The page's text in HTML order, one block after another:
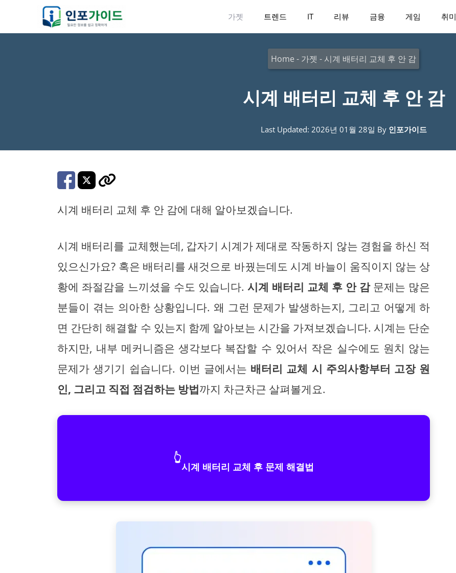
가젯 트렌드 IT 리뷰 금융 게임 취미
Home - 가젯 - 시계 배터리 교체 후 안 감
시계 배터리 교체 후 안 감
Last Updated: 2026년 01월 28일 By 인포가이드
시계 배터리 교체 후 안 감에 대해 알아보겠습니다.
시계 배터리를 교체했는데, 갑자기 시계가 제대로 작동하지 않는 경험을 하신 적
있으신가요? 혹은 배터리를 새것으로 바꿨는데도 시계 바늘이 움직이지 않는 상
황에 좌절감을 느끼셨을 수도 있습니다.시계 배터리 교체 후 안 감문제는 많은
분들이 겪는 의아한 상황입니다. 왜 그런 문제가 발생하는지, 그리고 어떻게 하
면 간단히 해결할 수 있는지 함께 알아보는 시간을 가져보겠습니다. 시계는 단순
하지만, 내부 메커니즘은 생각보다 복잡할 수 있어서 작은 실수에도 원치 않는
문제가 생기기 쉽습니다. 이번 글에서는 배터리 교체 시 주의사항부터 고장 원
인, 그리고 직접 점검하는 방법까지 차근차근 살펴볼게요.
👆
시계 배터리 교체 후 문제 해결법